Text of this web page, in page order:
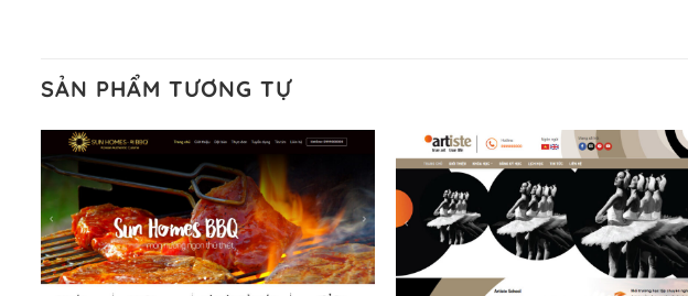
– Sở hữu một cộng đồng lớn, sẵn sàng hỗ trợ
WordPress là nơi lưu trữ cho một diễn đàn cộng đồng khổng lồ được kiểm duyệt
cuồng tín WordPress.
Nếu bạn gặp khó khăn, bạn có thể lên mạng và tìm kiếm những cộng đồng
SẢN PHẨM TƯƠNG TỰ